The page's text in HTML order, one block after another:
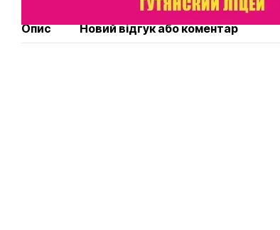
Опис Новий відгук або коментар